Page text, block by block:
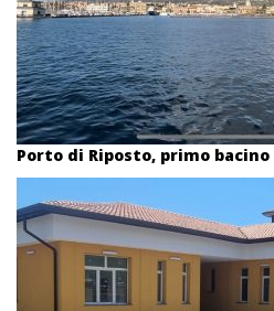
Porto di Riposto, primo